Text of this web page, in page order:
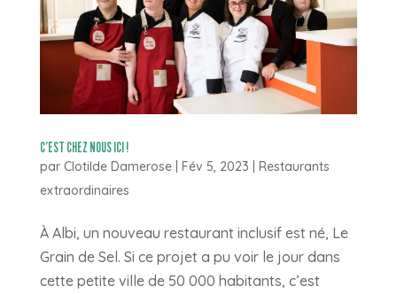
C’EST CHEZ NOUS ICI !
par Clotilde Damerose| Fév 5, 2023
Restaurants
extraordinaires
À Albi, un nouveau restaurant inclusif est né, Le
Grain de Sel. Si ce projet a pu voir le jour dans
cette petite ville de 50 000 habitants, c’est